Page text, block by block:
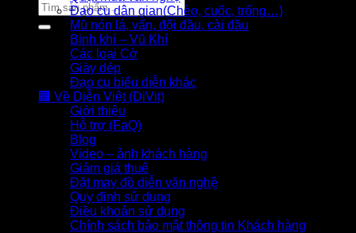
Tìm
kiếm:
Đạo cụ dân gian(Chèo, cuốc, trống…)
Mũ nón lá, vấn, đội đầu, cài đầu
Binh khí – Vũ Khí
Các loại Cờ
Giày dép
Đạo cụ biểu diễn khác
🏢 Về Diễn Việt (DiVit)
Giới thiệu
Hỗ trợ (FaQ)
Blog
Video – ảnh khách hàng
Giảm giá thuê
Đặt may đồ diễn văn nghệ
Quy định sử dụng
Điều khoản sử dụng
Chính sách bảo mật thông tin Khách hàng